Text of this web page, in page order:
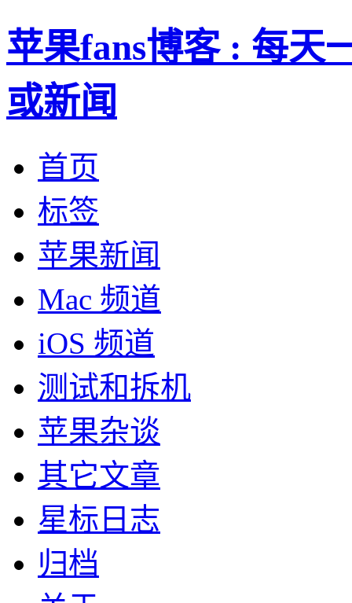
苹果fans博客 : 每天
或新闻
首页
标签
苹果新闻
Mac 频道
iOS 频道
测试和拆机
苹果杂谈
其它文章
星标日志
归档